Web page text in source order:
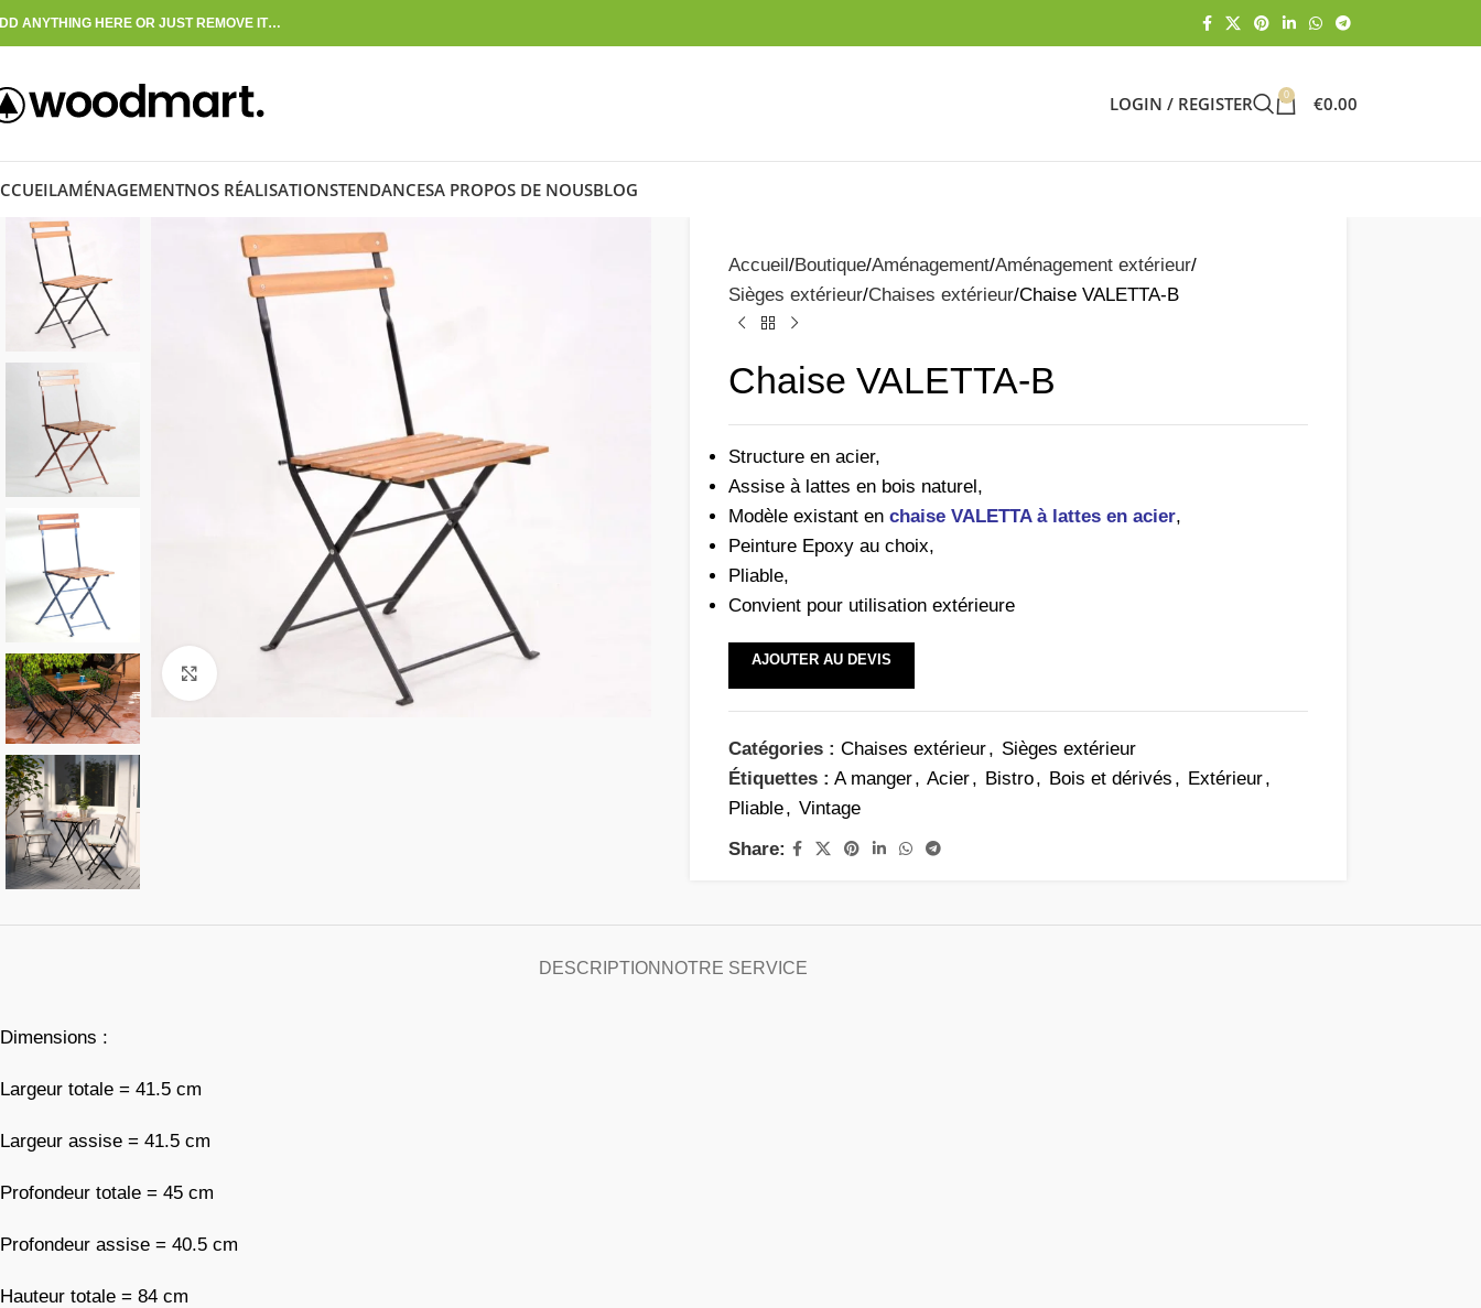
ANYTHING HERE OR JUST REMOVE IT…
LOGIN / REGISTER 0 €0.00
AMÉNAGEMENTNOS RÉALISATIONSTENDANCESA PROPOS DE NOUSBLOG
Accueil Boutique Aménagement Aménagement extérieur
Sièges extérieur Chaises extérieur Chaise VALETTA-B
Chaise VALETTA-B
Structure en acier,
Assise à lattes en bois naturel,
Modèle existant en chaise VALETTA à lattes en acier,
Peinture Epoxy au choix,
Pliable,
Convient pour utilisation extérieure
AJOUTER AU DEVIS
Catégories : Chaises extérieur, Sièges extérieur
Étiquettes : A manger, Acier, Bistro, Bois et dérivés , Extérieur,
Pliable, Vintage
Share:
DESCRIPTION NOTRE SERVICE
Dimensions :
Largeur totale = 41.5 cm
Largeur assise = 41.5 cm
Profondeur totale = 45 cm
Profondeur assise = 40.5 cm
Hauteur totale = 84 cm